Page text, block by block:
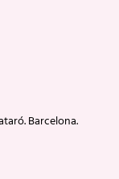
Barcelona.